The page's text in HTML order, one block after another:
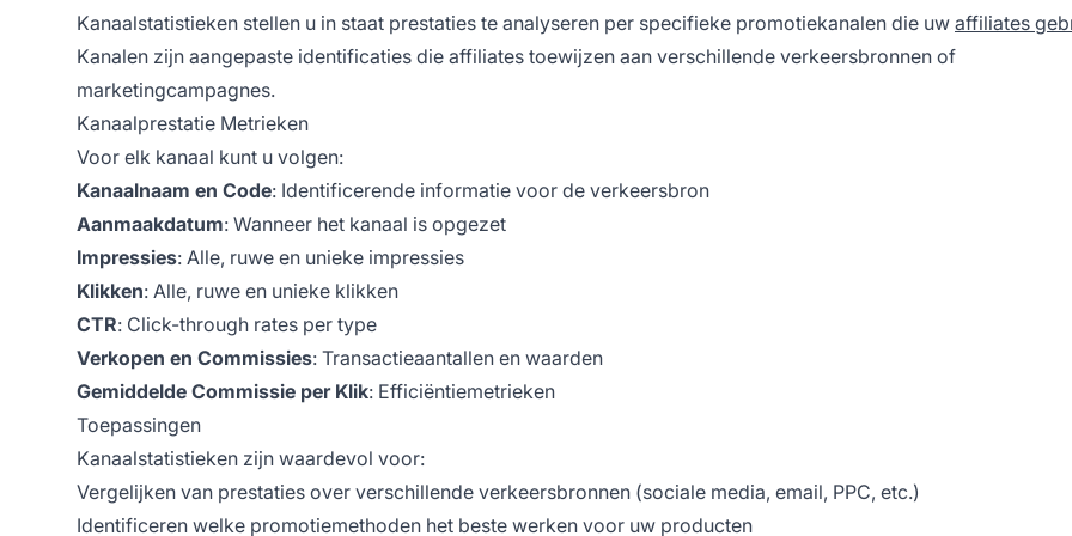
Kanaalstatistieken stellen u in staat prestaties te analyseren per specifieke promotiekanalen die uw affiliates
Kanalen zijn aangepaste identificaties die affiliates toewijzen aan verschillende verkeersbronnen of
marketingcampagnes.
Kanaalprestatie Metrieken
Voor elk kanaal kunt u volgen:
Kanaalnaam en Code: Identificerende informatie voor de verkeersbron
Aanmaakdatum: Wanneer het kanaal is opgezet
Impressies: Alle, ruwe en unieke impressies
Klikken: Alle, ruwe en unieke klikken
CTR: Click-through rates per type
Verkopen en Commissies: Transactieaantallen en waarden
Gemiddelde Commissie per Klik: Efficiëntiemetrieken
Toepassingen
Kanaalstatistieken zijn waardevol voor:
Vergelijken van prestaties over verschillende verkeersbronnen (sociale media, email, PPC, etc.)
Identificeren welke promotiemethoden het beste werken voor uw producten